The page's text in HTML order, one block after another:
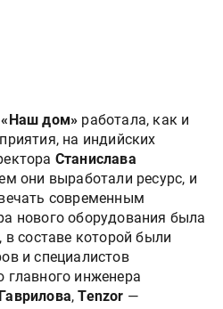
«Наш дом» работала, как и
на индийских
Станислава
они выработали ресурс, и
современным
нового оборудования была
в составе которой были
и специалистов
инженера
,Tenzor —